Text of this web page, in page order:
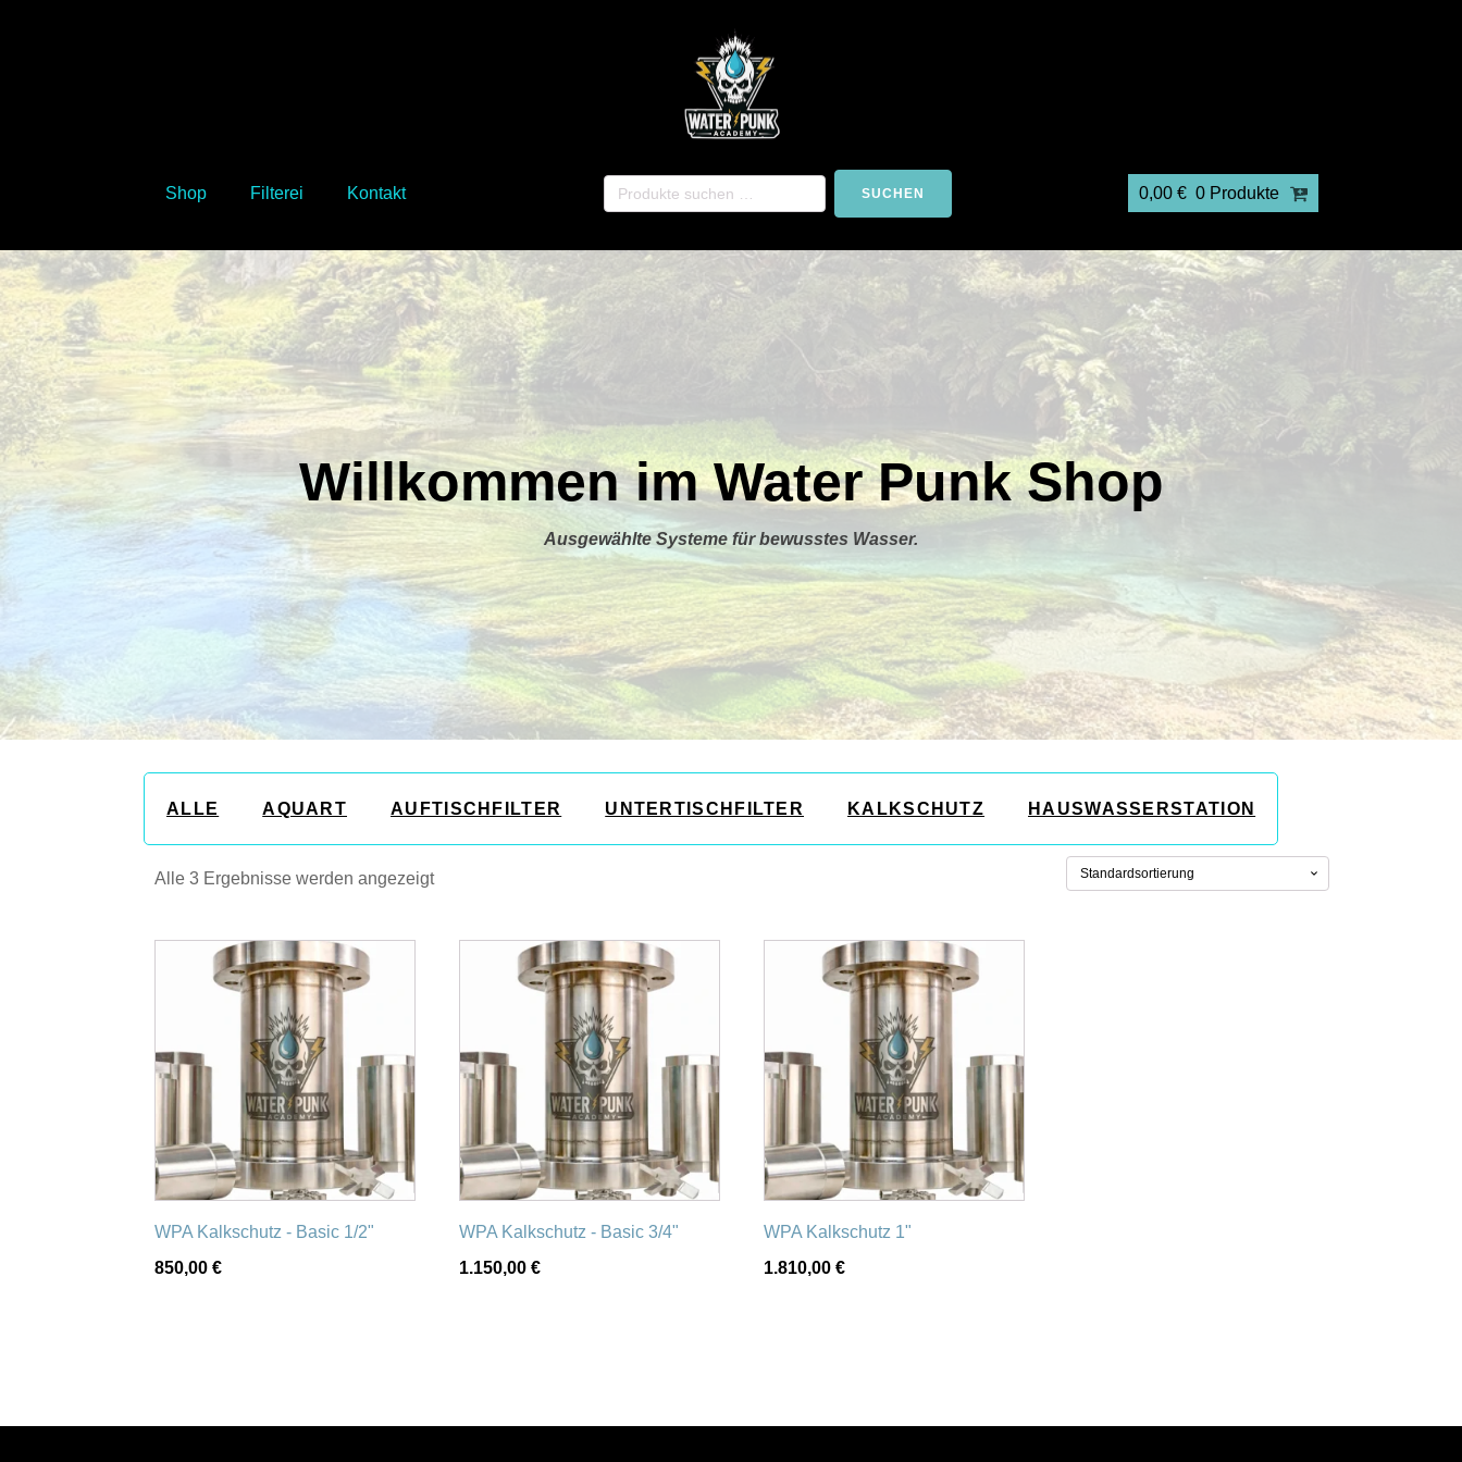
Shop Filterei Kontakt SUCHEN 0,00 € 0 Produkte
Willkommen im Water Punk Shop
Ausgewählte Systeme für bewusstes Wasser.
ALLE AQUART AUFTISCHFILTER UNTERTISCHFILTER KALKSCHUTZ HAUSWASSERSTATION
Alle 3 Ergebnisse werden angezeigt
WPA Kalkschutz - Basic 1/2"
850,00 €
WPA Kalkschutz - Basic 3/4"
1.150,00 €
WPA Kalkschutz 1"
1.810,00 €